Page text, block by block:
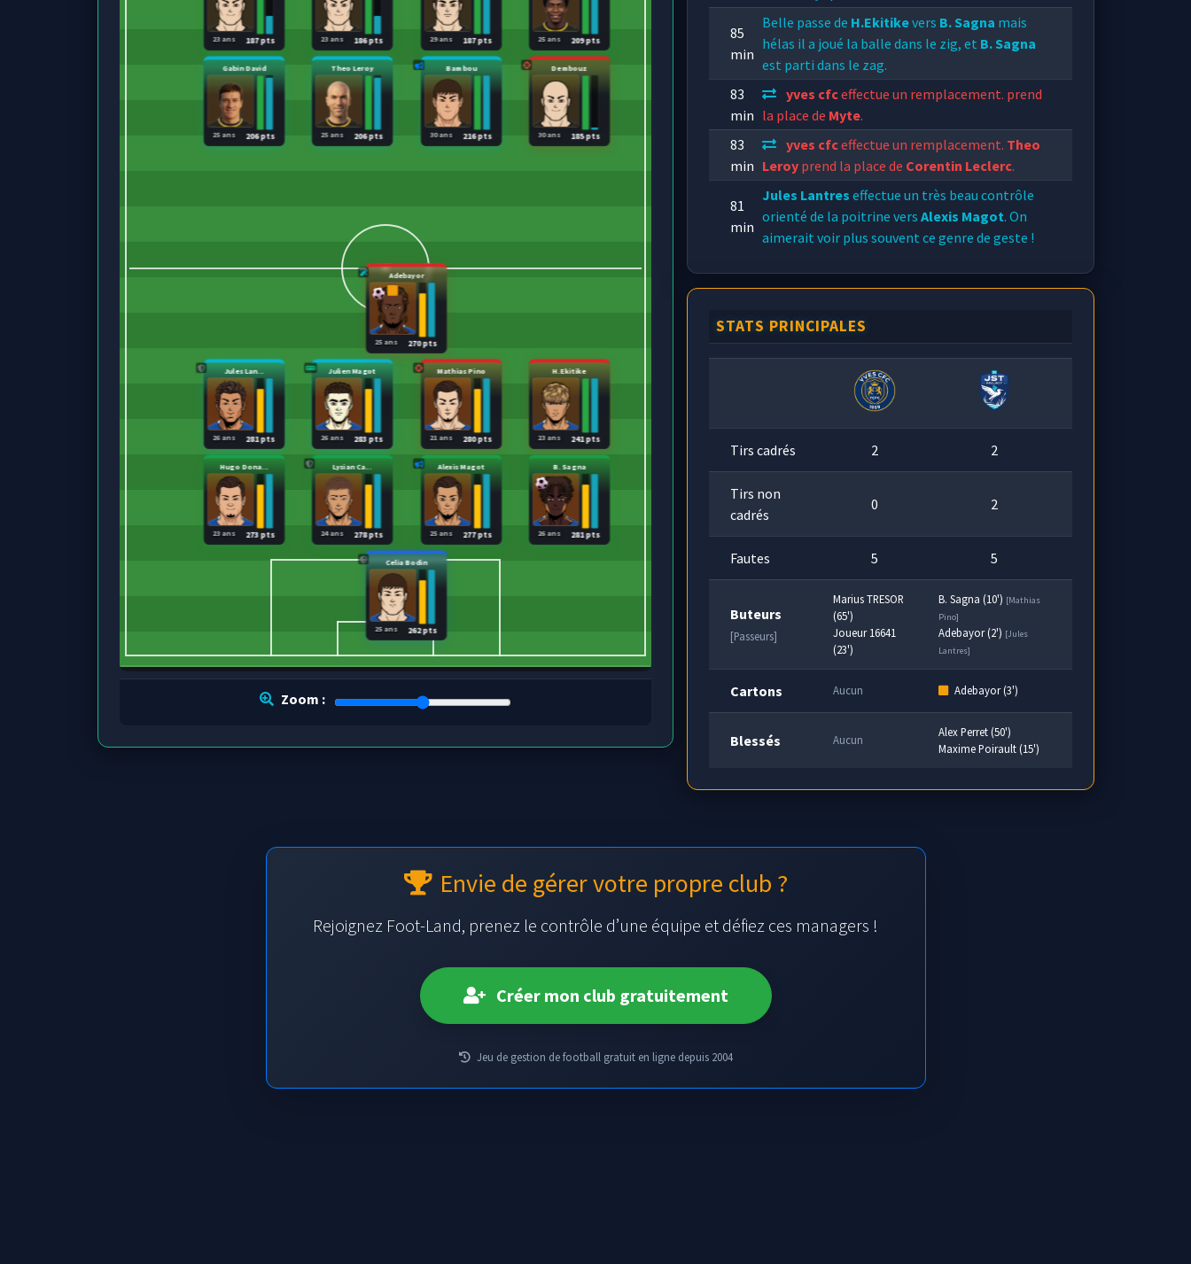
187 pts
23 ans 186 pts
23 ans 187 pts
29 ans 209 pts
25 ans
Gabin David
206 pts
25 ans
Theo Leroy
206 pts
25 ans
Bambou
216 pts
30 ans
Dembouz
185 pts
30 ans
Celia Bodin
262 pts
25 ans
Hugo Dona...
273 pts
23 ans
Lysian Ca...
278 pts
24 ans
Alexis Magot
277 pts
25 ans
B. Sagna
281 pts
26 ans
Jules Lan...
281 pts
26 ans
Julien Magot
283 pts
26 ans
Mathias Pino
280 pts
21 ans
H.Ekitike
241 pts
23 ans
Adebayor
270 pts
25 ans
Zoom :
85
min
Belle passe de H.Ekitikevers B. Sagna mais
hélas il a joué la balle dans le zig, et B. Sagna
est parti dans le zag.
83
min
yves cfceffectue un remplacement. prend
la place de Myte.
83
min
yves cfceffectue un remplacement. Theo
Leroy prend la place de Corentin Leclerc.
81
min
Jules Lantres effectue un très beau contrôle
orienté de la poitrine versAlexis Magot. On
aimerait voir plus souvent ce genre de geste !
STATS PRINCIPALES
Tirs cadrés 2 2
Tirs non
cadrés
0 2
Fautes 5 5
Buteurs
[Passeurs]
Marius TRESOR
(65')
Joueur 16641
(23')
B. Sagna (10') [Mathias
Pino]
Adebayor (2') [Jules
Lantres]
Cartons Aucun Adebayor (3')
Blessés Aucun
Alex Perret (50')
Maxime Poirault (15')
Envie de gérer votre propre club ?
Rejoignez Foot-Land, prenez le contrôle d’une équipe et défiez ces managers !
Créer mon club gratuitement
Jeu de gestion de football gratuit en ligne depuis 2004